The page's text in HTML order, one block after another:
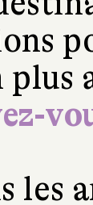
plus